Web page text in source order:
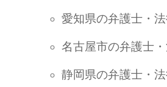
愛知県の弁護士・
名古屋市の弁護士
静岡県の弁護士・